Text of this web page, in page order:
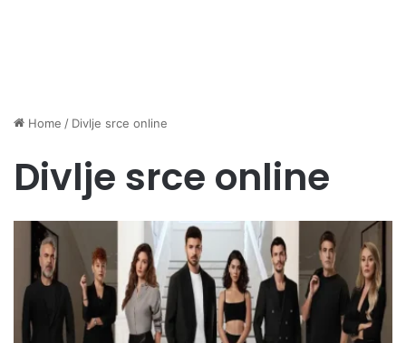
Home / Divlje srce online
Divlje srce online